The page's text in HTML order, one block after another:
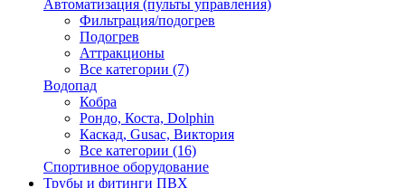
Автоматизация (пульты управления)
Фильтрация/подогрев
Подогрев
Аттракционы
Все категории (7)
Водопад
Кобра
Рондо, Коста, Dolphin
Каскад, Gusac, Виктория
Все категории (16)
Спортивное оборудование
Трубы и фитинги ПВХ